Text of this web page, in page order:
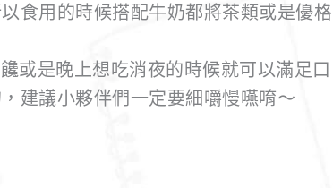
食用的時候搭配牛奶都將茶類或是優格
或是晚上想吃消夜的時候就可以滿足口
建議小夥伴們一定要細嚼慢嚥唷～